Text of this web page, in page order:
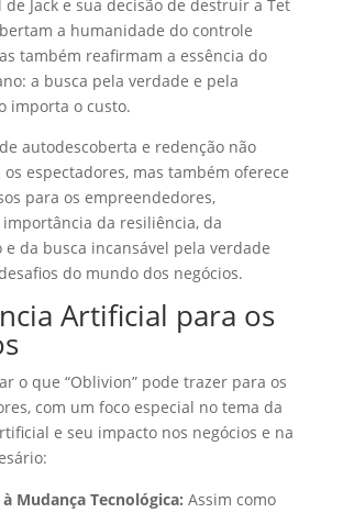
Jack e sua decisão de destruir a Tet
a humanidade do controle
também reafirmam a essência do
a busca pela verdade e pela
importa o custo.
autodescoberta e redenção não
espectadores, mas também oferece
para os empreendedores,
da resiliência, da
da busca incansável pela verdade
do mundo dos negócios.
Artificial para os
o que “Oblivion” pode trazer para os
com um foco especial no tema da
e seu impacto nos negócios e na
Mudança Tecnológica: Assim como